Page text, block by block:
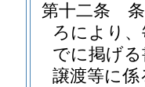
第十二条
ろにより
でに掲げ
譲渡等に